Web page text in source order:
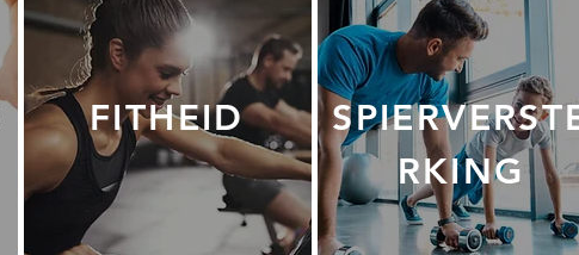
FITHEID
RKING